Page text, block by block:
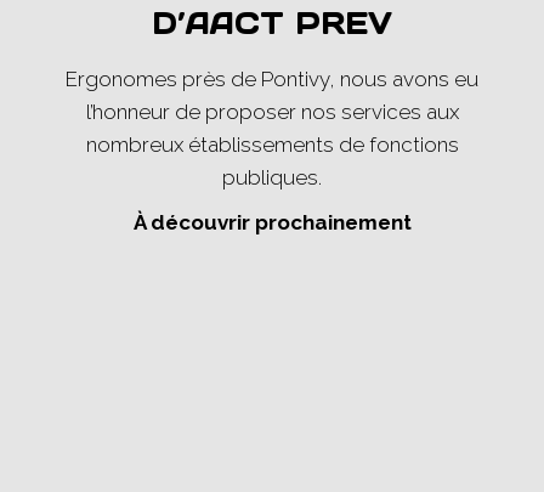
D’AACT PREV
Ergonomes près de Pontivy, nous avons eu
l’honneur de proposer nos services aux
nombreux établissements de fonctions
publiques.
À découvrir prochainement